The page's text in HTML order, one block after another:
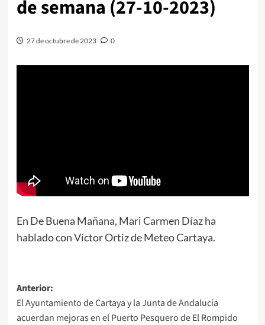
de semana (27-10-2023)
27 de octubre de 2023 0
En De Buena Mañana, Mari Carmen Díaz ha
hablado con Víctor Ortiz de Meteo Cartaya.
Anterior:
El Ayuntamiento de Cartaya y la Junta de Andalucía
acuerdan mejoras en el Puerto Pesquero de El Rompido